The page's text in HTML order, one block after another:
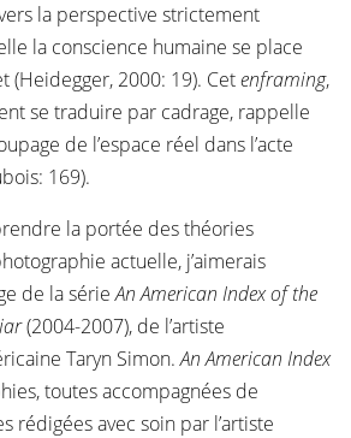
la perspective strictement
la conscience humaine se place
(Heidegger, 2000: 19). Cetenframing,
se traduire par cadrage, rappelle
de l’espace réel dans l’acte
169).
la portée des théories
actuelle, j’aimerais
de la sérieAn American Index of the
(2004-2007), de l’artiste
Taryn Simon.An American Index
toutes accompagnées de
rédigées avec soin par l’artiste